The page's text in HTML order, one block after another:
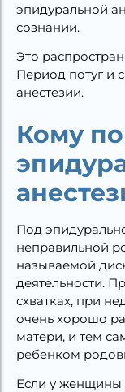
эпидуральной
сознании.
Это
Период потуг и
анестезии.
Кому
Под
неправильной
называемой
деятельности.
схватках, при
очень хорошо
матери, и тем
ребенком
Если у женщины